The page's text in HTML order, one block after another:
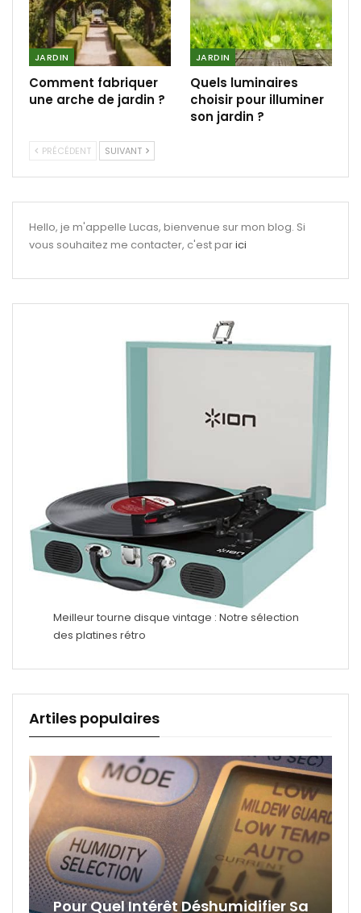
JARDIN
Comment fabriquer
une arche de jardin ?
JARDIN
Quels luminaires
choisir pour illuminer
son jardin ?
PRÉCÉDENT SUIVANT
Hello, je m'appelle Lucas, bienvenue sur mon blog. Si
vous souhaitez me contacter, c'est parici
Meilleur tourne disque vintage : Notre sélection
des platines rétro
Artiles populaires
Pour Quel Intérêt Déshumidifier Sa